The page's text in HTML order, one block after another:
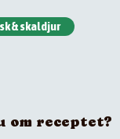
& skaldjur
om receptet?